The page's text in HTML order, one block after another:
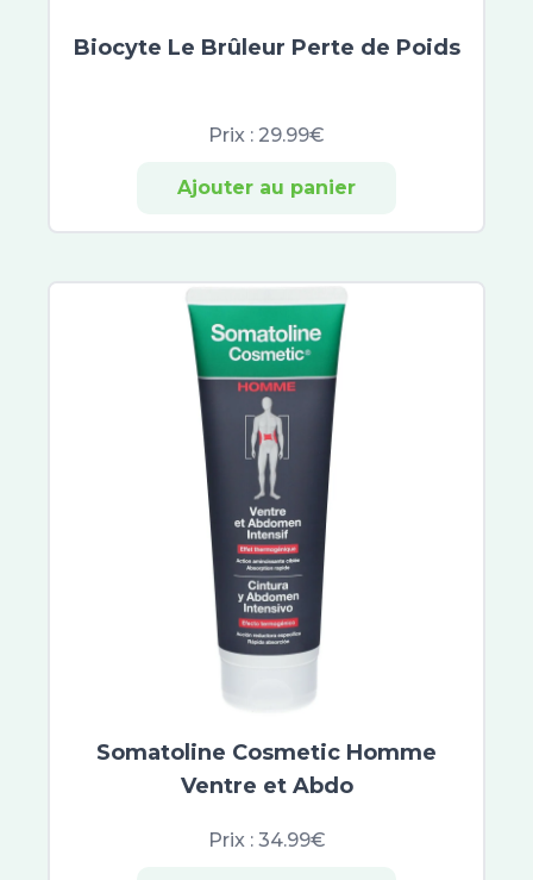
Biocyte Le Brûleur Perte de Poids
Prix : 29.99€
Ajouter au panier
Somatoline Cosmetic Homme
Ventre et Abdo
Prix : 34.99€